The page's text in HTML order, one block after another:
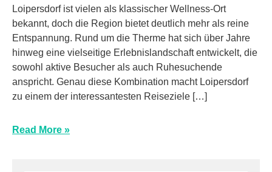
Loipersdorf ist vielen als klassischer Wellness-Ort
bekannt, doch die Region bietet deutlich mehr als reine
Entspannung. Rund um die Therme hat sich über Jahre
hinweg eine vielseitige Erlebnislandschaft entwickelt, die
sowohl aktive Besucher als auch Ruhesuchende
anspricht. Genau diese Kombination macht Loipersdorf
zu einem der interessantesten Reiseziele […]
Read More »